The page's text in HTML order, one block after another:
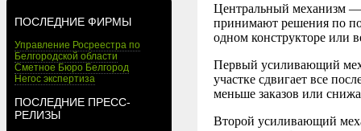
ПОСЛЕДНИЕ ФИРМЫ
Управление Росреестра по
Белгородской области
Сметное Бюро Белгород
Негос экспертиза
ПОСЛЕДНИЕ ПРЕСС-
РЕЛИЗЫ
Центральный механизм
принимают решения по
одном конструкторе или
Первый усиливающий
участке сдвигает все
меньше заказов или
Второй усиливающий